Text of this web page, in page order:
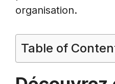
organisation.
Table of